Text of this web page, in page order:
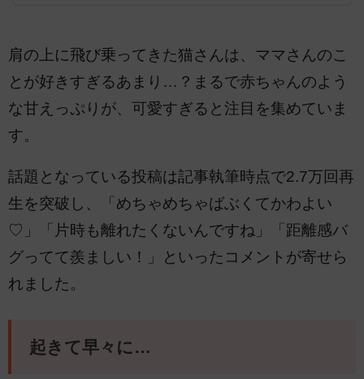
肩の上に飛び乗ってきた猫さんは、ママさんのこ
とが好きすぎるあまり…？まるで赤ちゃんのよう
な甘えっぷりが、可愛すぎると注目を集めていま
す。
話題となっている投稿は記事執筆時点で2.7万回再
生を突破し、「めちゃめちゃばぶくてかわよい
♡」「片時も離れたくないんですね」「距離感バ
グってて羨ましい！」といったコメントが寄せら
れました。
起きて早々に…